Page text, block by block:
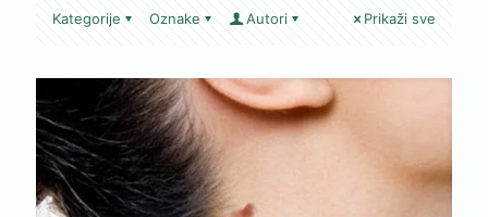
Kategorije Oznake Autori Prikaži sve